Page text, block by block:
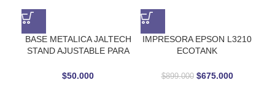
BASE METALICA JALTECH
STAND AJUSTABLE PARA
$50.000
IMPRESORA EPSON L3210
ECOTANK
$899.000 $675.000